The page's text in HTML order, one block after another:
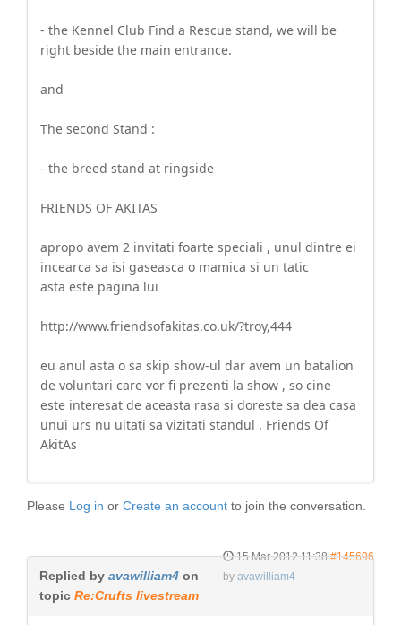
- the Kennel Club Find a Rescue stand, we will be
right beside the main entrance.
and
The second Stand :
- the breed stand at ringside
FRIENDS OF AKITAS
apropo avem 2 invitati foarte speciali , unul dintre ei
incearca sa isi gaseasca o mamica si un tatic
asta este pagina lui
http://www.friendsofakitas.co.uk/?troy,444
eu anul asta o sa skip show-ul dar avem un batalion
de voluntari care vor fi prezenti la show , so cine
este interesat de aceasta rasa si doreste sa dea casa
unui urs nu uitati sa vizitati standul . Friends Of
AkitAs
Please Log in or Create an account to join the conversation.
15 Mar 2012 11:38 #145696
by avawilliam4
Replied by avawilliam4 on
topic Re:Crufts livestream